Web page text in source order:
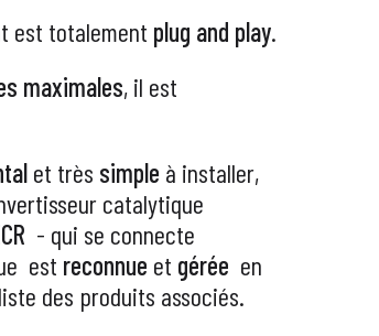
est totalement plug and play.
maximales, il est
et très simple à installer,
catalytique
- qui se connecte
est reconnue et gérée en
des produits associés.